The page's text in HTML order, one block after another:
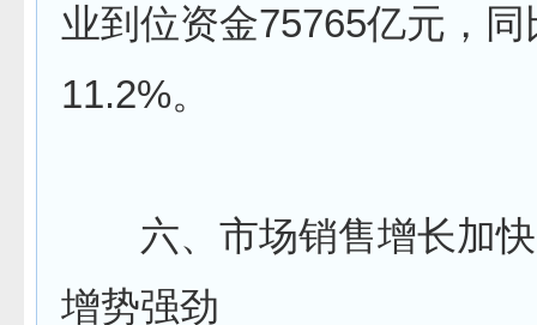
业到位资金75765亿元，同
11.2%。
六、市场销售增长加快
增势强劲